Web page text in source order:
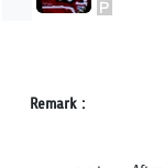
Remark :